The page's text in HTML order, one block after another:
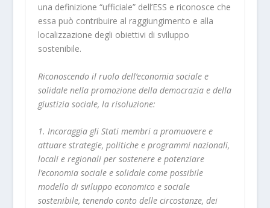
una definizione “ufficiale” dell’ESS e riconosce che
essa può contribuire al raggiungimento e alla
localizzazione degli obiettivi di sviluppo
sostenibile.
Riconoscendo il ruolo dell’economia sociale e
solidale nella promozione della democrazia e della
giustizia sociale, la risoluzione:
1. Incoraggia gli Stati membri a promuovere e
attuare strategie, politiche e programmi nazionali,
locali e regionali per sostenere e potenziare
l’economia sociale e solidale come possibile
modello di sviluppo economico e sociale
sostenibile, tenendo conto delle circostanze, dei